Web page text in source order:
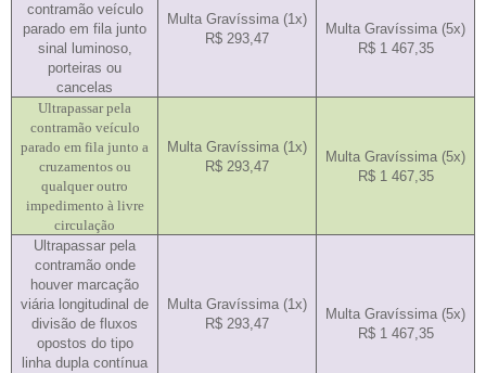
contramão veículo
parado em fila junto
sinal luminoso,
porteiras ou
cancelas
Multa Gravíssima (1x)
R$ 293,47
Multa Gravíssima (5x)
R$ 1 467,35
Ultrapassar pela
contramão veículo
parado em fila junto a
cruzamentos ou
qualquer outro
impedimento à livre
circulação
Multa Gravíssima (1x)
R$ 293,47
Multa Gravíssima (5x)
R$ 1 467,35
Ultrapassar pela
contramão onde
houver marcação
viária longitudinal de
divisão de fluxos
opostos do tipo
linha dupla contínua
Multa Gravíssima (1x)
R$ 293,47
Multa Gravíssima (5x)
R$ 1 467,35